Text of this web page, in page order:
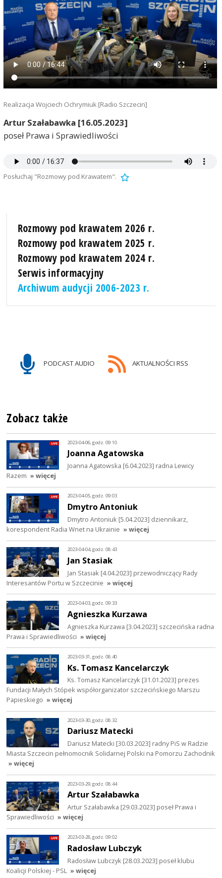
Realizacja Wojciech Ochrymiuk [Radio Szczecin]
Artur Szałabawka [16.05.2023]
poseł Prawa i Sprawiedliwości
Posłuchaj "Rozmowy pod Krawatem".
Rozmowy pod krawatem 2026 r.
Rozmowy pod krawatem 2025 r.
Rozmowy pod krawatem 2024 r.
Serwis informacyjny
Archiwum audycji 2006-2023 r.
PODCAST AUDIO AKTUALNOŚCI RSS
Zobacz także
2023-04-06, godz. 09:10
Joanna Agatowska
Joanna Agatowska [6.04.2023] radna Lewicy
Razem » więcej
2023-04-05, godz. 09:03
Dmytro Antoniuk
Dmytro Antoniuk [5.04.2023] dziennikarz,
korespondent Radia Wnet na Ukrainie » więcej
2023-04-04, godz. 08:43
Jan Stasiak
Jan Stasiak [4.04.2023] przewodniczący Rady
Interesantów Portu w Szczecinie » więcej
2023-04-03, godz. 09:33
Agnieszka Kurzawa
Agnieszka Kurzawa [3.04.2023] szczecińska radna
Prawa i Sprawiedliwości » więcej
2023-03-31, godz. 08:40
Ks. Tomasz Kancelarczyk
Ks. Tomasz Kancelarczyk [31.01.2023] prezes
Fundacji Małych Stópek współorganizator szczecińskiego Marszu
Papieskiego » więcej
2023-03-30, godz. 08:32
Dariusz Matecki
Dariusz Matecki [30.03.2023] radny PiS w Radzie
Miasta Szczecin pełnomocnik Solidarnej Polski na Pomorzu Zachodnik
» więcej
2023-03-29, godz. 08:44
Artur Szałabawka
Artur Szałabawka [29.03.2023] poseł Prawa i
Sprawiedliwości » więcej
2023-03-28, godz. 09:02
Radosław Lubczyk
Radosław Lubczyk [28.03.2023] poseł klubu
Koalicji Polskiej - PSL » więcej